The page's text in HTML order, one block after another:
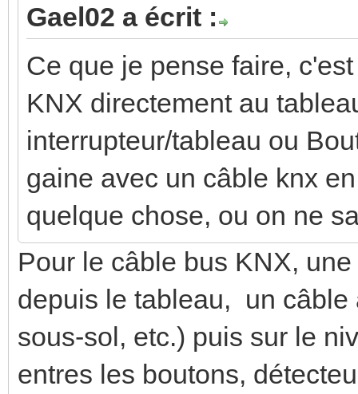
Gael02 a écrit :
Ce que je pense faire,
KNX directement au
interrupteur/tableau ou
gaine avec un câble knx
quelque chose, ou on ne
Pour le câble bus KNX,
depuis le tableau, un câble
sous-sol, etc.) puis sur le
entres les boutons,